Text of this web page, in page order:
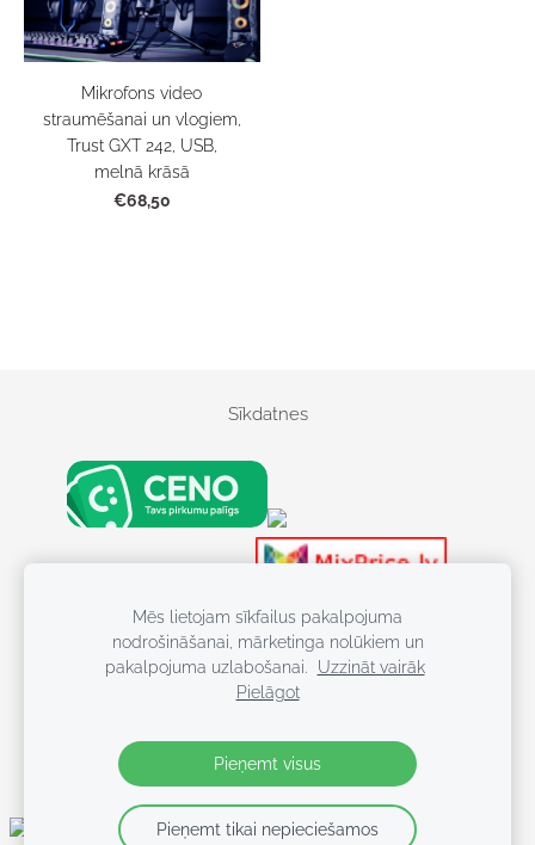
Mikrofons video
straumēšanai un vlogiem,
Trust GXT 242, USB,
melnā krāsā
€68,50
Sīkdatnes
S
Kosmētika, Batuti,
Kosmētika, Batuti, Slīpmašīnas, Dyson,
Mēs lietojam sīkfailus pakalpojuma
nodrošināšanai, mārketinga nolūkiem un
pakalpojuma uzlabošanai.
Uzzināt vairāk
Pielāgot
Pieņemt visus
Pieņemt tikai nepieciešamos